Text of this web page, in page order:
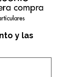
y las